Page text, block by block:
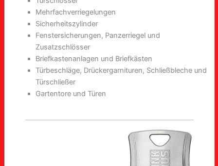
Mehrfachverriegelungen
Sicherheitszylinder
Fenstersicherungen, Panzerriegel und
Zusatzschlösser
Briefkastenanlagen und Briefkästen
Türbeschläge, Drückergarnituren, Schließbleche und
Türschließer
Gartentore und Türen